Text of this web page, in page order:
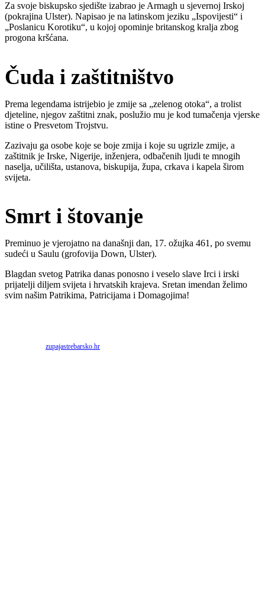
Za svoje biskupsko sjedište izabrao je Armagh u sjevernoj Irskoj
(pokrajina Ulster). Napisao je na latinskom jeziku „Ispovijesti“ i
„Poslanicu Korotiku“, u kojoj opominje britanskog kralja zbog
progona kršćana.
Čuda i zaštitništvo
Prema legendama istrijebio je zmije sa „zelenog otoka“, a trolist
djeteline, njegov zaštitni znak, poslužio mu je kod tumačenja vjerske
istine o Presvetom Trojstvu.
Zazivaju ga osobe koje se boje zmija i koje su ugrizle zmije, a
zaštitnik je Irske, Nigerije, inženjera, odbačenih ljudi te mnogih
naselja, učilišta, ustanova, biskupija, župa, crkava i kapela širom
svijeta.
Smrt i štovanje
Preminuo je vjerojatno na današnji dan, 17. ožujka 461, po svemu
sudeći u Saulu (grofovija Down, Ulster).
Blagdan svetog Patrika danas ponosno i veselo slave Irci i irski
prijatelji diljem svijeta i hrvatskih krajeva. Sretan imendan želimo
svim našim Patrikima, Patricijama i Domagojima!
Izvor:zupajastrebarsko.hr